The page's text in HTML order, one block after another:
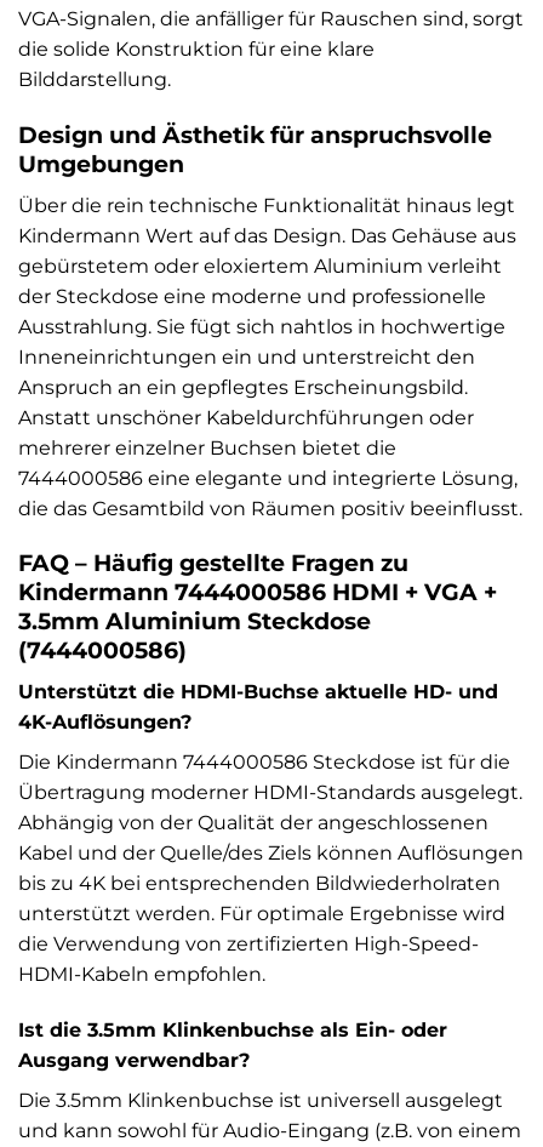
VGA-Signalen, die anfälliger für Rauschen sind, sorgt
die solide Konstruktion für eine klare
Bilddarstellung.
Design und Ästhetik für anspruchsvolle
Umgebungen
Über die rein technische Funktionalität hinaus legt
Kindermann Wert auf das Design. Das Gehäuse aus
gebürstetem oder eloxiertem Aluminium verleiht
der Steckdose eine moderne und professionelle
Ausstrahlung. Sie fügt sich nahtlos in hochwertige
Inneneinrichtungen ein und unterstreicht den
Anspruch an ein gepflegtes Erscheinungsbild.
Anstatt unschöner Kabeldurchführungen oder
mehrerer einzelner Buchsen bietet die
7444000586 eine elegante und integrierte Lösung,
die das Gesamtbild von Räumen positiv beeinflusst.
FAQ – Häufig gestellte Fragen zu
Kindermann 7444000586 HDMI + VGA +
3.5mm Aluminium Steckdose
(7444000586)
Unterstützt die HDMI-Buchse aktuelle HD- und
4K-Auflösungen?
Die Kindermann 7444000586 Steckdose ist für die
Übertragung moderner HDMI-Standards ausgelegt.
Abhängig von der Qualität der angeschlossenen
Kabel und der Quelle/des Ziels können Auflösungen
bis zu 4K bei entsprechenden Bildwiederholraten
unterstützt werden. Für optimale Ergebnisse wird
die Verwendung von zertifizierten High-Speed-
HDMI-Kabeln empfohlen.
Ist die 3.5mm Klinkenbuchse als Ein- oder
Ausgang verwendbar?
Die 3.5mm Klinkenbuchse ist universell ausgelegt
und kann sowohl für Audio-Eingang (z.B. von einem